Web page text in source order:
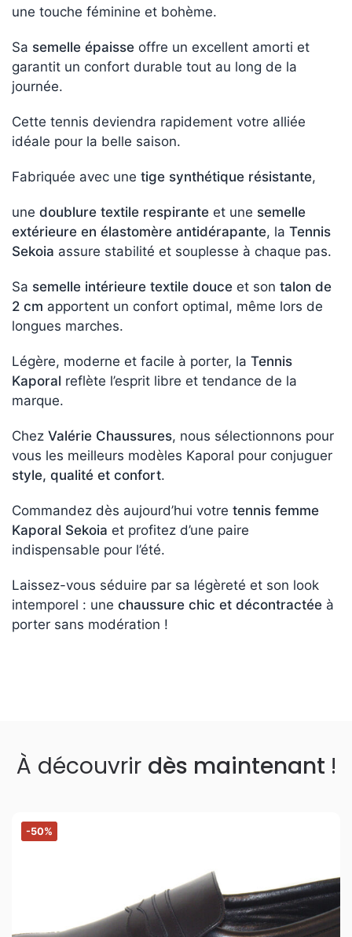
une touche féminine et bohème.
Sa semelle épaisse offre un excellent amorti et
garantit un confort durable tout au long de la
journée.
Cette tennis deviendra rapidement votre alliée
idéale pour la belle saison.
Fabriquée avec une tige synthétique résistante,
une doublure textile respirante et une semelle
extérieure en élastomère antidérapante, la Tennis
Sekoia assure stabilité et souplesse à chaque pas.
Sa semelle intérieure textile douce et son talon de
2 cm apportent un confort optimal, même lors de
longues marches.
Légère, moderne et facile à porter, la Tennis
Kaporal reflète l’esprit libre et tendance de la
marque.
Chez Valérie Chaussures, nous sélectionnons pour
vous les meilleurs modèles Kaporal pour conjuguer
style, qualité et confort.
Commandez dès aujourd’hui votre tennis femme
Kaporal Sekoia et profitez d’une paire
indispensable pour l’été.
Laissez-vous séduire par sa légèreté et son look
intemporel : une chaussure chic et décontractée à
porter sans modération !
À découvrir dès maintenant !